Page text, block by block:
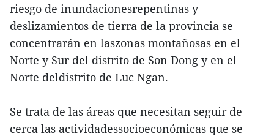
riesgo de inundacionesrepentinas y
deslizamientos de tierra de la provincia se
concentrarán en laszonas montañosas en el
Norte y Sur del distrito de Son Dong y en el
Norte deldistrito de Luc Ngan.
Se trata de las áreas que necesitan seguir de
cerca las actividadessocioeconómicas que se